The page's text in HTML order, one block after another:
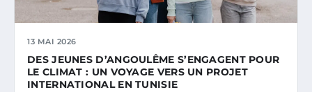
13 MAI 2026
DES JEUNES D’ANGOULÊME S’ENGAGENT POUR
LE CLIMAT : UN VOYAGE VERS UN PROJET
INTERNATIONAL EN TUNISIE